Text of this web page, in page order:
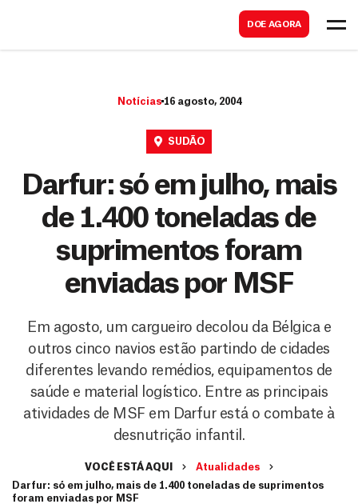
DOE AGORA
Notícias 16 agosto, 2004
SUDÃO
Darfur: só em julho, mais
de 1.400 toneladas de
suprimentos foram
enviadas por MSF
Em agosto, um cargueiro decolou da Bélgica e
outros cinco navios estão partindo de cidades
diferentes levando remédios, equipamentos de
saúde e material logístico. Entre as principais
atividades de MSF em Darfur está o combate à
desnutrição infantil.
VOCÊ ESTÁ AQUI
Atualidades
Darfur: só em julho, mais de 1.400 toneladas de suprimentos
foram enviadas por MSF
a
r